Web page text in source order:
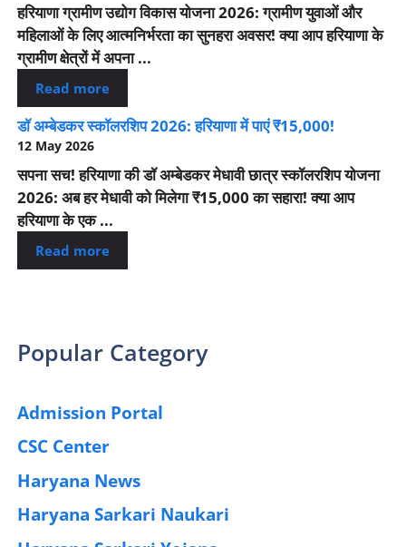
हरियाणा ग्रामीण उद्योग विकास योजना 2026: ग्रामीण युवाओं और
महिलाओं के लिए आत्मनिर्भरता का सुनहरा अवसर! क्या आप हरियाणा के
ग्रामीण क्षेत्रों में अपना ...
Read more
डॉ अम्बेडकर स्कॉलरशिप 2026: हरियाणा में पाएं ₹15,000!
12 May 2026
सपना सच! हरियाणा की डॉ अम्बेडकर मेधावी छात्र स्कॉलरशिप योजना
2026: अब हर मेधावी को मिलेगा ₹15,000 का सहारा! क्या आप
हरियाणा के एक ...
Read more
Popular Category
Admission Portal
CSC Center
Haryana News
Haryana Sarkari Naukari